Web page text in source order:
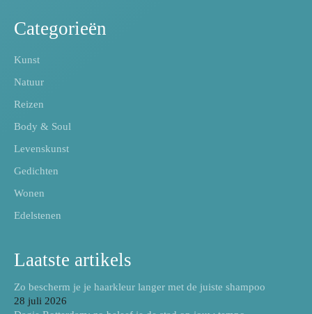
Categorieën
Kunst
Natuur
Reizen
Body & Soul
Levenskunst
Gedichten
Wonen
Edelstenen
Laatste artikels
Zo bescherm je je haarkleur langer met de juiste shampoo
28 juli 2026